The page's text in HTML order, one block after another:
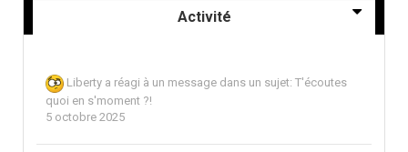
Activité
Liberty a réagi à un message dans un sujet: T'écoutes
quoi en s'moment ?!
5 octobre 2025